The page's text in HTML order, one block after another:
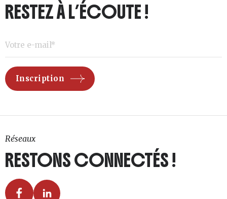
RESTEZ À L’ÉCOUTE !
Réseaux
RESTONS CONNECTÉS !